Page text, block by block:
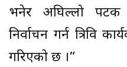
भनेर अघिल्लो पटक
निर्वाचन गर्न त्रिवि
गरिएको छ ।”